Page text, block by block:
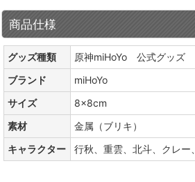
商品仕様
グッズ種類
原神miHoYo 公式グッズ
ブランド
miHoYo
サイズ
8×8cm
素材
金属（ブリキ）
キャラクター
行秋、重雲、北斗、クレー